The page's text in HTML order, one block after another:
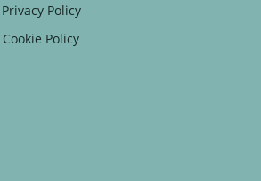
Privacy Policy
Cookie Policy